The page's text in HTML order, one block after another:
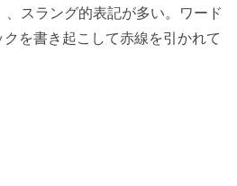
スラング的表記が多い。ワード
クを書き起こして赤線を引かれて